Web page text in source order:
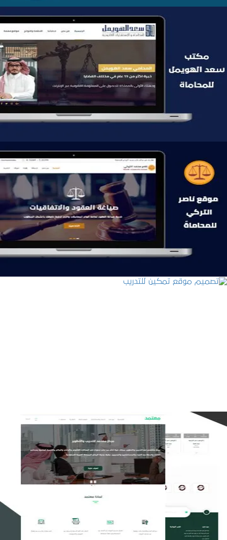
موقع سعد الهويمل للمحاماة
التفاصيل
موقع ناصر التركي للمحاماة
التفاصيل
تصميم منصة معتمد للتدريب
التفاصيل